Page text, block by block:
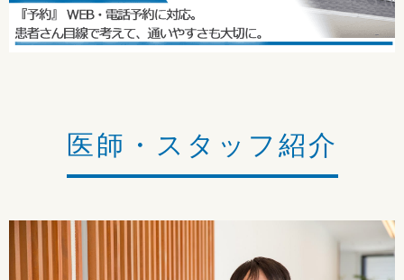
医師・スタッフ紹介